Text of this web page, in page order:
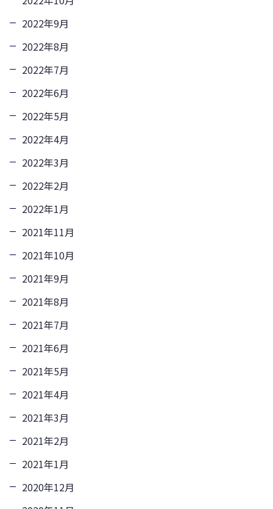
2022年9月
2022年8月
2022年7月
2022年6月
2022年5月
2022年4月
2022年3月
2022年2月
2022年1月
2021年11月
2021年10月
2021年9月
2021年8月
2021年7月
2021年6月
2021年5月
2021年4月
2021年3月
2021年2月
2021年1月
2020年12月